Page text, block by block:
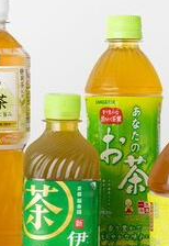
かさをチェック！
さが肝！
中！